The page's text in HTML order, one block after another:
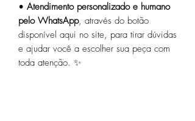
• Atendimento personalizado e humano
pelo WhatsApp, através do botão
disponível aqui no site, para tirar dúvidas
e ajudar você a escolher sua peça com
toda atenção. ✨